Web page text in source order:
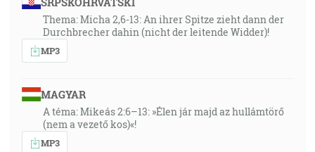
Thema: Micha 2,6-13: An ihrer Spitze zieht dann der
Durchbrecher dahin (nicht der leitende Widder)!
MP3
MAGYAR
A téma: Mikeás 2:6–13: »Élen jár majd az hullámtörő
(nem a vezető kos)«!
MP3